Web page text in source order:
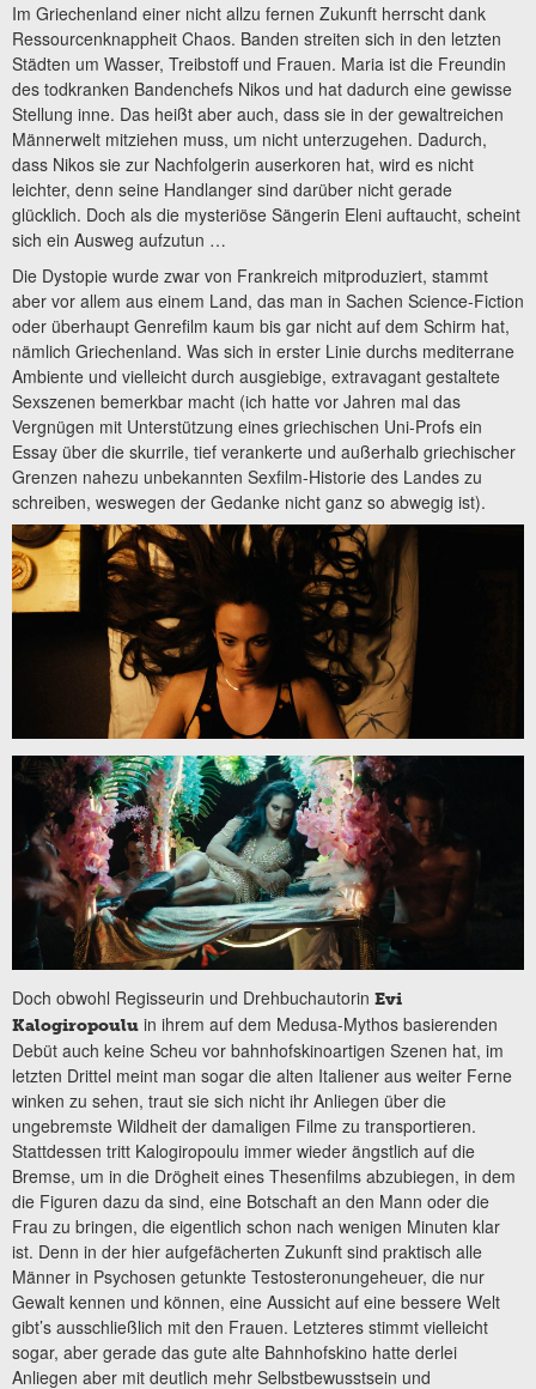
Im Griechenland einer nicht allzu fernen Zukunft herrscht dank
Ressourcenknappheit Chaos. Banden streiten sich in den letzten
Städten um Wasser, Treibstoff und Frauen. Maria ist die Freundin
des todkranken Bandenchefs Nikos und hat dadurch eine gewisse
Stellung inne. Das heißt aber auch, dass sie in der gewaltreichen
Männerwelt mitziehen muss, um nicht unterzugehen. Dadurch,
dass Nikos sie zur Nachfolgerin auserkoren hat, wird es nicht
leichter, denn seine Handlanger sind darüber nicht gerade
glücklich. Doch als die mysteriöse Sängerin Eleni auftaucht, scheint
sich ein Ausweg aufzutun …
Die Dystopie wurde zwar von Frankreich mitproduziert, stammt
aber vor allem aus einem Land, das man in Sachen Science-Fiction
oder überhaupt Genrefilm kaum bis gar nicht auf dem Schirm hat,
nämlich Griechenland. Was sich in erster Linie durchs mediterrane
Ambiente und vielleicht durch ausgiebige, extravagant gestaltete
Sexszenen bemerkbar macht (ich hatte vor Jahren mal das
Vergnügen mit Unterstützung eines griechischen Uni-Profs ein
Essay über die skurrile, tief verankerte und außerhalb griechischer
Grenzen nahezu unbekannten Sexfilm-Historie des Landes zu
schreiben, weswegen der Gedanke nicht ganz so abwegig ist).
Doch obwohl Regisseurin und Drehbuchautorin Evi
Kalogiropoulu in ihrem auf dem Medusa-Mythos basierenden
Debüt auch keine Scheu vor bahnhofskinoartigen Szenen hat, im
letzten Drittel meint man sogar die alten Italiener aus weiter Ferne
winken zu sehen, traut sie sich nicht ihr Anliegen über die
ungebremste Wildheit der damaligen Filme zu transportieren.
Stattdessen tritt Kalogiropoulu immer wieder ängstlich auf die
Bremse, um in die Drögheit eines Thesenfilms abzubiegen, in dem
die Figuren dazu da sind, eine Botschaft an den Mann oder die
Frau zu bringen, die eigentlich schon nach wenigen Minuten klar
ist. Denn in der hier aufgefächerten Zukunft sind praktisch alle
Männer in Psychosen getunkte Testosteronungeheuer, die nur
Gewalt kennen und können, eine Aussicht auf eine bessere Welt
gibt’s ausschließlich mit den Frauen. Letzteres stimmt vielleicht
sogar, aber gerade das gute alte Bahnhofskino hatte derlei
Anliegen aber mit deutlich mehr Selbstbewusstsein und